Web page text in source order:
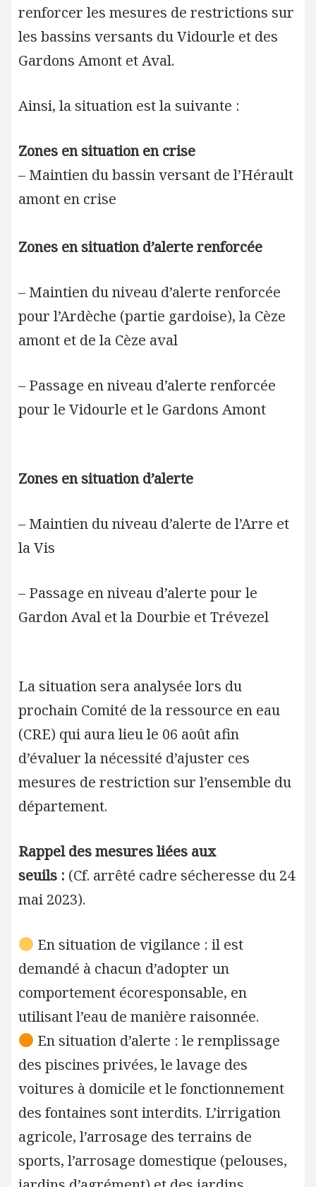
renforcer les mesures de restrictions sur
les bassins versants du Vidourle et des
Gardons Amont et Aval.
Ainsi, la situation est la suivante :
Zones en situation en crise
– Maintien du bassin versant de l’Hérault
amont en crise
Zones en situation d’alerte renforcée
– Maintien du niveau d’alerte renforcée
pour l’Ardèche (partie gardoise), la Cèze
amont et de la Cèze aval
– Passage en niveau d’alerte renforcée
pour le Vidourle et le Gardons Amont
Zones en situation d’alerte
– Maintien du niveau d’alerte de l’Arre et
la Vis
– Passage en niveau d’alerte pour le
Gardon Aval et la Dourbie et Trévezel
La situation sera analysée lors du
prochain Comité de la ressource en eau
(CRE) qui aura lieu le 06 août afin
d’évaluer la nécessité d’ajuster ces
mesures de restriction sur l’ensemble du
département.
Rappel des mesures liées aux
seuils : (Cf. arrêté cadre sécheresse du 24
mai 2023).
En situation de vigilance : il est
demandé à chacun d’adopter un
comportement écoresponsable, en
utilisant l’eau de manière raisonnée.
En situation d’alerte : le remplissage
des piscines privées, le lavage des
voitures à domicile et le fonctionnement
des fontaines sont interdits. L’irrigation
agricole, l’arrosage des terrains de
sports, l’arrosage domestique (pelouses,